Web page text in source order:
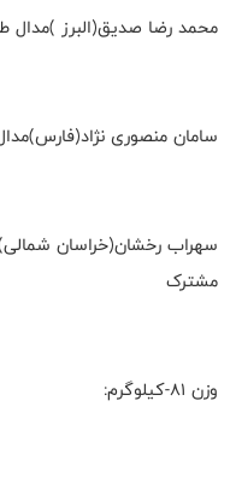
محمد رضا صدیق(البرز )مدال
سامان منصوری
سهراب رخشان(خراسان
مشترک
وزن ۸۱-کیلوگرم: